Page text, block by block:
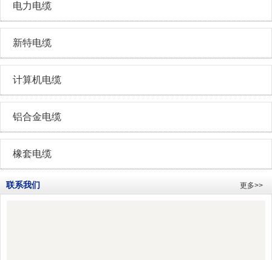
电力电缆
新特电缆
计算机电缆
铝合金电缆
橡套电缆
联系我们 更多>>